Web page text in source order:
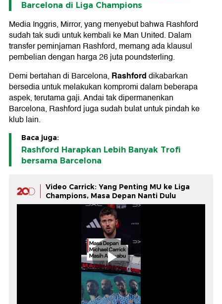
Barcelona di Liga Champions
Media Inggris, Mirror, yang menyebut bahwa Rashford
sudah tak sudi untuk kembali ke Man United. Dalam
transfer peminjaman Rashford, memang ada klausul
pembelian dengan harga 26 juta poundsterling.
Demi bertahan di Barcelona, Rashforddikabarkan
bersedia untuk melakukan kompromi dalam beberapa
aspek, terutama gaji. Andai tak dipermanenkan
Barcelona, Rashford juga sudah bulat untuk pindah ke
klub lain.
Baca juga:
Rashford Harapkan Lebih Banyak Trofi
bersama Barcelona
Video Carrick: Yang Penting MU ke Liga
Champions, Masa Depan Nanti Dulu